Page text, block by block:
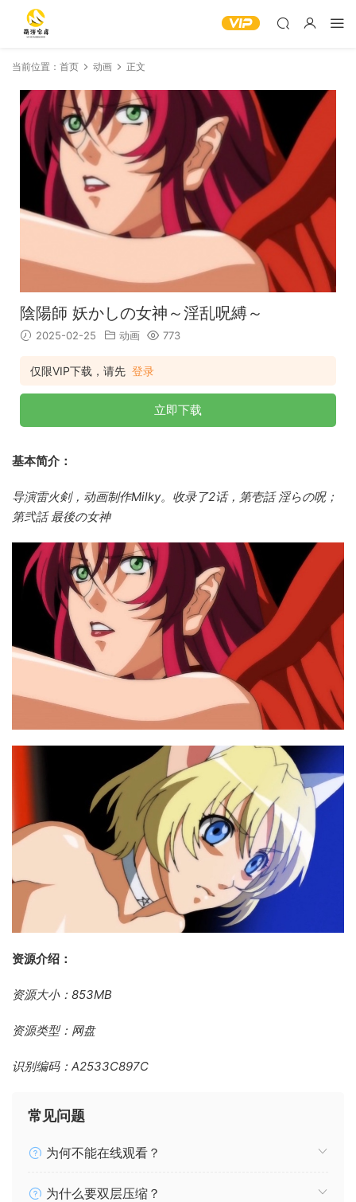
当前位置： 首页 动画 正文
陰陽師 妖かしの女神～淫乱呪縛～
2025-02-25 动画 773
仅限VIP下载，请先 登录
立即下载
基本简介：
导演雷火剣， 动画制作Milky。收录了2话，第壱話 淫らの呪；
第弐話 最後の女神
资源介绍：
资源大小：853MB
资源类型：网盘
识别编码：A2533C897C
常见问题
为何不能在线观看？
为什么要双层压缩？